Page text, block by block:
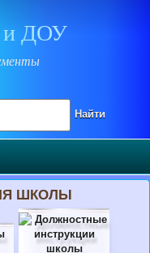
и ДОУ
ШКОЛЫ